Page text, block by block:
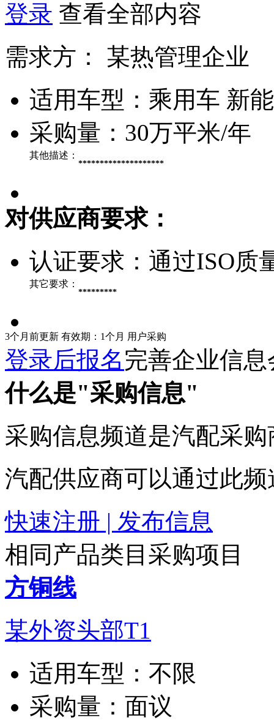
登录 查看全部内容
需求方：
某热管理企业
适用车型： 乘用车 新
采购量： 30万平米/年
其他描述：
********************
对供应商要求：
认证要求： 通过ISO质
其它要求：
*********
3个月前更新 有效期：1个月 用户采购
登录后报名完善企业信
什么是"采购信息"
采购信息频道是汽配采
汽配供应商可以通过此
快速注册 | 发布信息
相同产品类目采购项目
方铜线
某外资头部T1
适用车型： 不限
采购量： 面议